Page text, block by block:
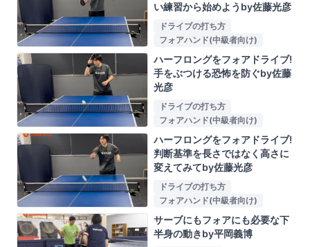
い練習から始めようby佐藤光彦
ドライブの打ち方
フォアハンド(中級者向け)
ハーフロングをフォアドライブ!
手をぶつける恐怖を防ぐby佐藤
光彦
ドライブの打ち方
フォアハンド(中級者向け)
ハーフロングをフォアドライブ!
判断基準を長さではなく高さに
変えてみてby佐藤光彦
ドライブの打ち方
フォアハンド(中級者向け)
サーブにもフォアにも必要な下
半身の動きby平岡義博